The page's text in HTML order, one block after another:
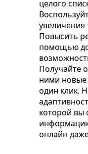
целого
увеличения
Повысить
помощью
Получайте
ними новые
один клик.
которой вы
онлайн